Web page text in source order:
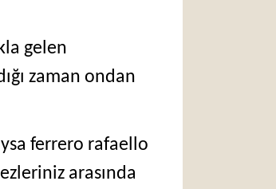
gelen
zaman ondan
ferrero rafaello
arasında